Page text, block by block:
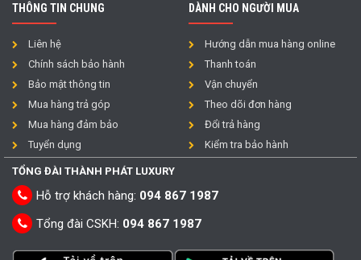
THÔNG TIN CHUNG
Liên hệ
Chính sách bảo hành
Bảo mật thông tin
Mua hàng trả góp
Mua hàng đảm bảo
Tuyển dụng
DÀNH CHO NGƯỜI MUA
Hướng dẫn mua hàng online
Thanh toán
Vận chuyển
Theo dõi đơn hàng
Đổi trả hàng
Kiểm tra bảo hành
TỔNG ĐÀI THÀNH PHÁT LUXURY
Hỗ trợ khách hàng: 094 867 1987
Tổng đài CSKH: 094 867 1987